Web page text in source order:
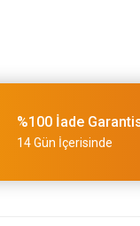
%100 İade
14 Gün İçerisinde